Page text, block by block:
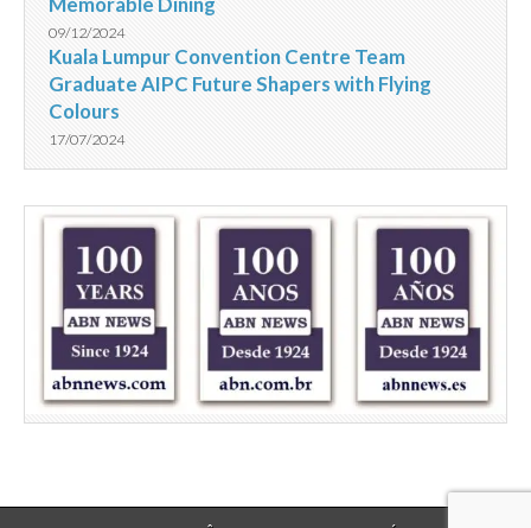
09/12/2024
Kuala Lumpur Convention Centre Team
Graduate AIPC Future Shapers with Flying
Colours
17/07/2024